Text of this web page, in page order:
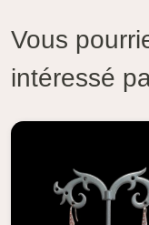
Vous
intéressé